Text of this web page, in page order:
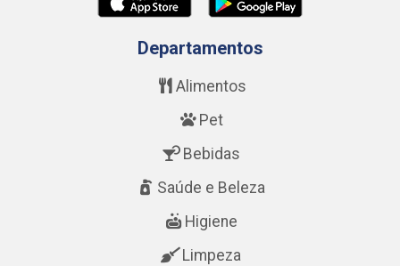
Departamentos
Alimentos
Pet
Bebidas
Saúde e Beleza
Higiene
Limpeza